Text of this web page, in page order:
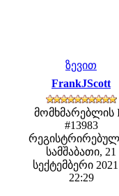
ზევით
FrankJScott
მომხმარებლის
#13983
სამშაბათი, 21
სექტემბერი
22:29